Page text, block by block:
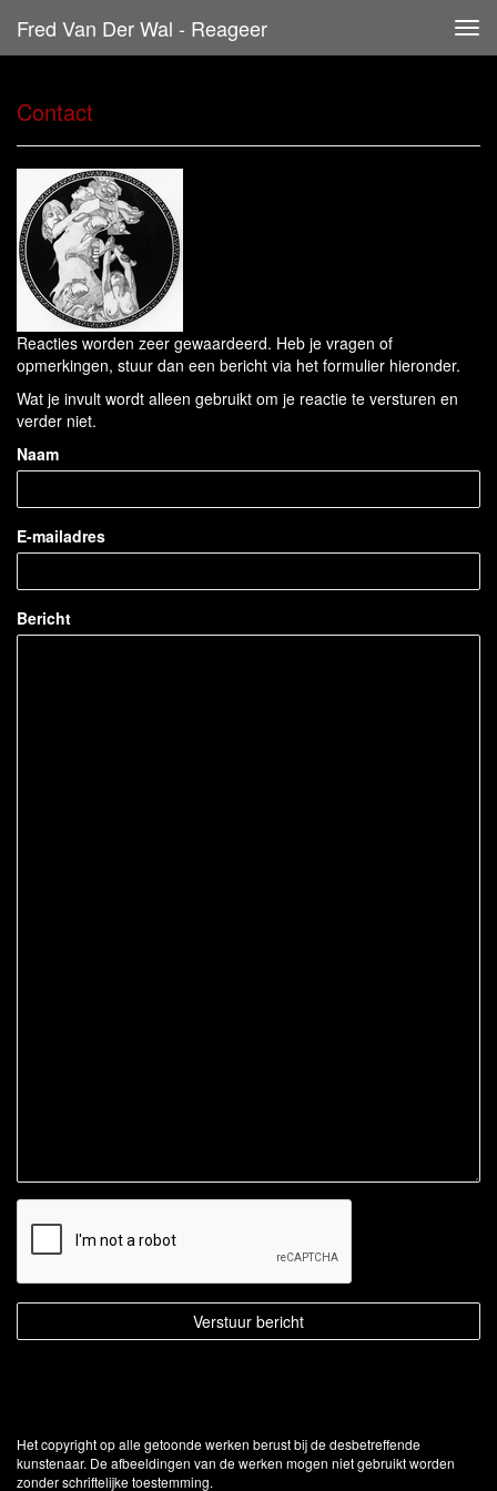
Fred Van Der Wal - Reageer
Contact
Reacties worden zeer gewaardeerd. Heb je vragen of
opmerkingen, stuur dan een bericht via het formulier hieronder.
Wat je invult wordt alleen gebruikt om je reactie te versturen en
verder niet.
Naam
E-mailadres
Bericht
Het copyright op alle getoonde werken berust bij de desbetreffende
kunstenaar. De afbeeldingen van de werken mogen niet gebruikt worden
zonder schriftelijke toestemming.